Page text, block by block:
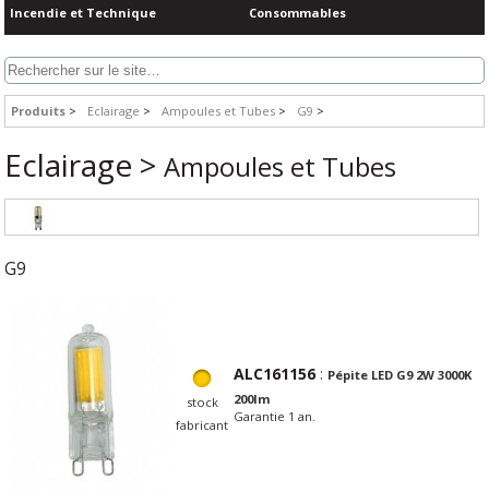
Incendie et Technique Consommables
Produits Eclairage Ampoules et Tubes G9
Eclairage >Ampoules et Tubes
G9
stock
fabricant
ALC161156 : Pépite LED G9 2W 3000K
200lm
Garantie 1 an.